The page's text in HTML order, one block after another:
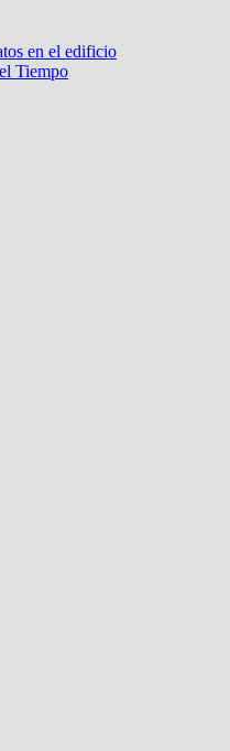
en el edificio
Tiempo